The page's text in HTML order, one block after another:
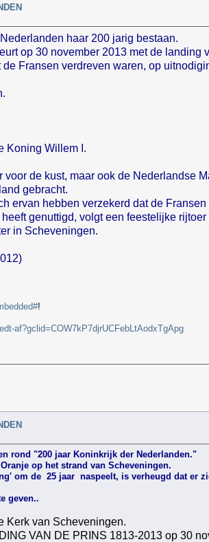
haar 200 jarig bestaan.
op 30 november 2013 met de
Fransen verdreven waren, op
Koning Willem I.
de kust, maar ook de Nederlandse
gebracht.
ervan hebben verzekerd dat de
genuttigd, volgt een feestelijke
in Scheveningen.
!
af?gclid=COW7kP7djrUCFebLtAodxTgApg
rond "200 jaar Koninkrijk der Nederlanden."
op het strand van Scheveningen.
om de 25 jaar naspeelt, is verheugd dat er
geven..
Kerk van Scheveningen.
VAN DE PRINS 1813-2013 op 30